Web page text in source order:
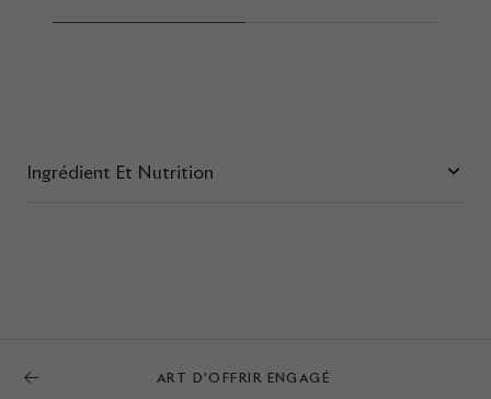
Ingrédient Et Nutrition
ART D'OFFRIR ENGAGÉ